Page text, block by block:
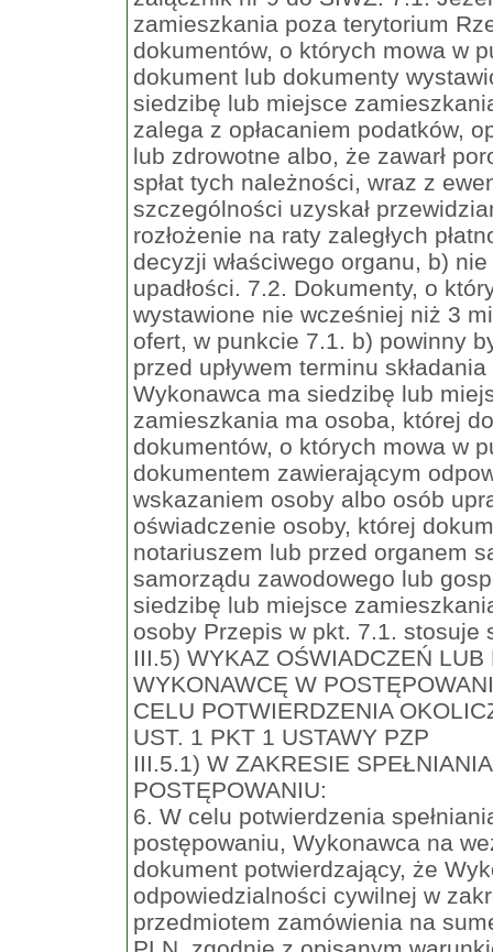
zamieszkania poza terytorium
dokumentów, o których mowa w
dokument lub dokumenty
siedzibę lub miejsce
zalega z opłacaniem podatków,
lub zdrowotne albo, że zawarł
spłat tych należności, wraz z
szczególności uzyskał
rozłożenie na raty zaległych
decyzji właściwego organu, b)
upadłości. 7.2. Dokumenty, o
wystawione nie wcześniej niż 3
ofert, w punkcie 7.1. b) powinny
przed upływem terminu
Wykonawca ma siedzibę lub
zamieszkania ma osoba, której
dokumentów, o których mowa w
dokumentem zawierającym
wskazaniem osoby albo osób
oświadczenie osoby, której
notariuszem lub przed organem
samorządu zawodowego lub
siedzibę lub miejsce
osoby Przepis w pkt. 7.1. stosuje
III.5) WYKAZ OŚWIADCZEŃ
WYKONAWCĘ W
CELU POTWIERDZENIA
UST. 1 PKT 1 USTAWY PZP
III.5.1) W ZAKRESIE
POSTĘPOWANIU:
6. W celu potwierdzenia
postępowaniu, Wykonawca na
dokument potwierdzający, że
odpowiedzialności cywilnej w
przedmiotem zamówienia na